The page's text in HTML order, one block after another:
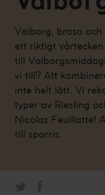
Valborg, brasa
ett riktigt
till
vi till? Att
inte helt lätt. Vi
typer av Riesling
Nicolas Feuillatte!
till sparris.